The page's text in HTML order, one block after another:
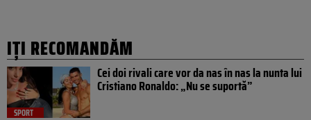
IȚI RECOMANDĂM
SPORT
Cei doi rivali care vor da nas în nas la nunta lui
Cristiano Ronaldo: „Nu se suportă”